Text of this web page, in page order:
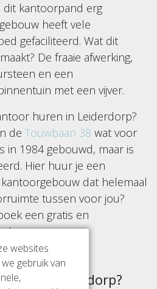
dit kantoorpand erg
heeft vele
gefaciliteerd. Wat dit
De fraaie afwerking,
en een
met een vijver.
huren in Leiderdorp?
de Touwbaan 38 wat voor
in 1984 gebouwd, maar is
Hier huur je een
dat helemaal
tussen voor jou?
een gratis en
van een
in Leiderdorp?
websites
gebruik van